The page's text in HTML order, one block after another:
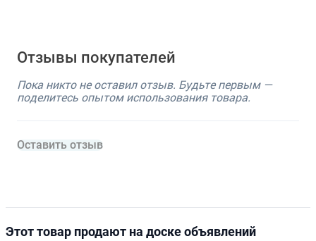
Отзывы покупателей
Пока никто не оставил отзыв. Будьте первым —
поделитесь опытом использования товара.
Оставить отзыв
Этот товар продают на доске объявлений